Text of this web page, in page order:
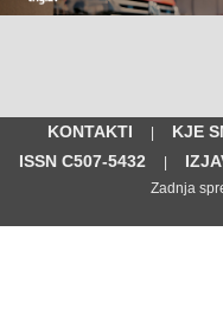
KONTAKTI | KJE
ISSN C507-5432
|
Zadnja